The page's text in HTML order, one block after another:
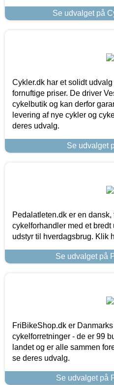
Se udvalget på
Cykler.dk har et solidt
fornuftige priser. De driver
cykelbutik og kan derfor
levering af nye cykler og
deres udvalg.
Se udvalget
Pedalatleten.dk er en
cykelforhandler med et
udstyr til hverdagsbrug. Klik
Se udvalget på
FriBikeShop.dk er
cykelforretninger - de er 99
landet og er alle sammen
se deres udvalg.
Se udvalget på